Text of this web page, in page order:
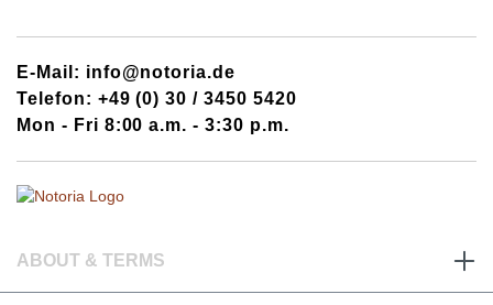
E-Mail: info@notoria.de
Telefon: +49 (0) 30 / 3450 5420
Mon - Fri 8:00 a.m. - 3:30 p.m.
ABOUT & TERMS